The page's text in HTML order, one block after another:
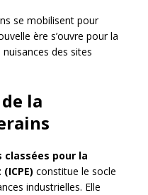
se mobilisent pour
ère s’ouvre pour la
des sites
la
pour la
constitue le socle
industrielles. Elle